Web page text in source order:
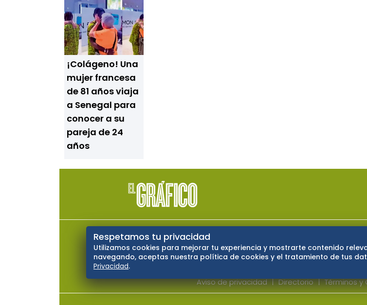
¡Colágeno! Una
mujer francesa
de 81 años viaja
a Senegal para
conocer a su
pareja de 24
años
El Universal Vive USA Clase
Querétaro
San Luis Potosí Edomex
Aviso de privacidad Directorio Términos y
Respetamos tu privacidad
Utilizamos cookies para mejorar tu experiencia y mostrarte contenido
navegando, aceptas nuestra política de cookies y el tratamiento de tus
Privacidad.